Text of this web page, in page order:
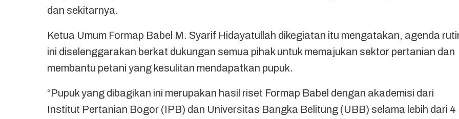
dan sekitarnya.
Ketua Umum Formap Babel M. Syarif Hidayatullah dikegiatan itu mengatakan, agenda
ini diselenggarakan berkat dukungan semua pihak untuk memajukan sektor pertanian dan
membantu petani yang kesulitan mendapatkan pupuk.
“Pupuk yang dibagikan ini merupakan hasil riset Formap Babel dengan akademisi dari
Institut Pertanian Bogor (IPB) dan Universitas Bangka Belitung (UBB) selama lebih dari 4